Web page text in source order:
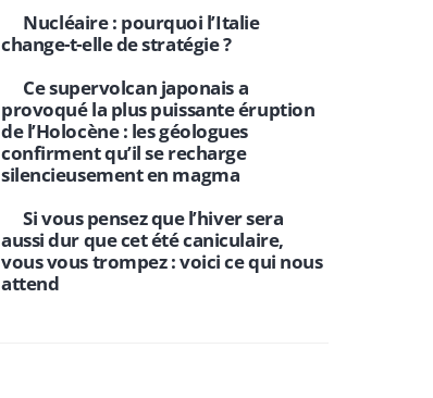
Nucléaire : pourquoi l’Italie
change-t-elle de stratégie ?
Ce supervolcan japonais a
provoqué la plus puissante éruption
de l’Holocène : les géologues
confirment qu’il se recharge
silencieusement en magma
Si vous pensez que l’hiver sera
aussi dur que cet été caniculaire,
vous vous trompez : voici ce qui nous
attend